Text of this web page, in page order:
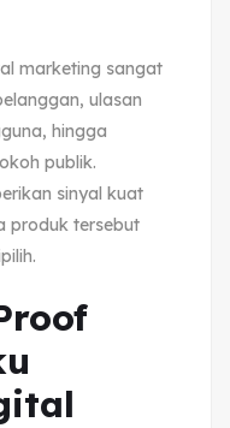
marketing sangat
ulasan
hingga
publik.
sinyal kuat
produk tersebut